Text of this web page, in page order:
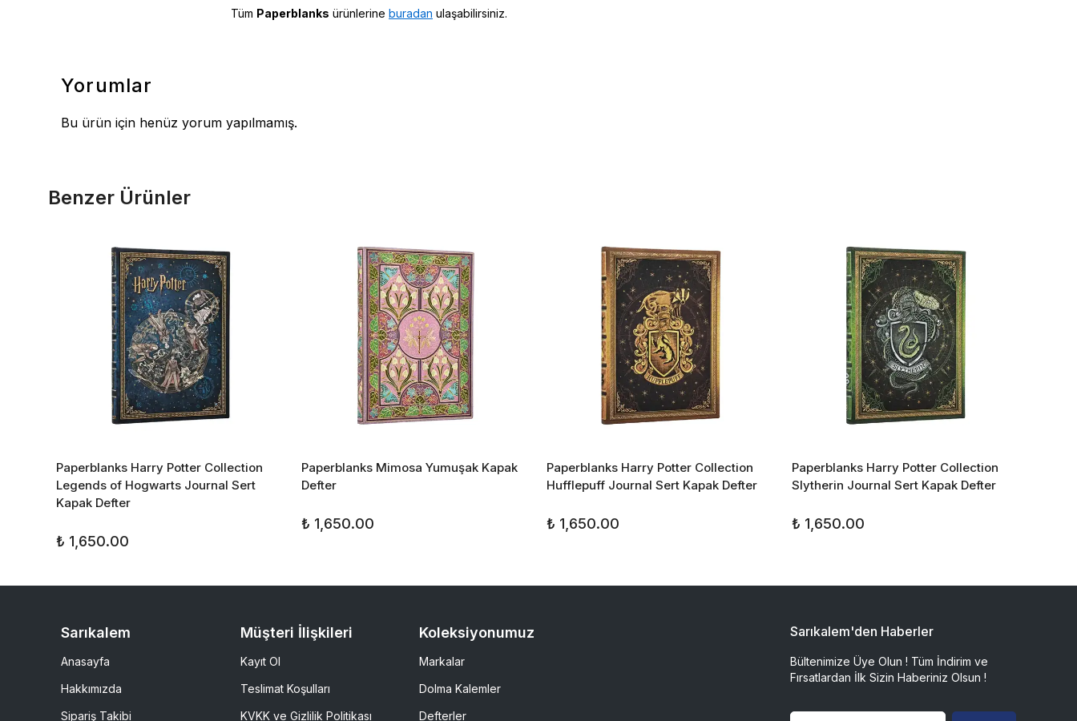
Tüm Paperblanks ürünlerine buradan ulaşabilirsiniz.
Yorumlar
Bu ürün için henüz yorum yapılmamış.
Benzer Ürünler
Paperblanks Harry Potter Collection
Legends of Hogwarts Journal Sert
Kapak Defter
₺ 1,650.00
Paperblanks Mimosa Yumuşak Kapak
Defter
₺ 1,650.00
Paperblanks Harry Potter Collection
Hufflepuff Journal Sert Kapak Defter
₺ 1,650.00
Paperblanks Harry Potter Collection
Slytherin Journal Sert Kapak Defter
₺ 1,650.00
Sarıkalem
Anasayfa
Hakkımızda
Sipariş Takibi
Müşteri İlişkileri
Kayıt Ol
Teslimat Koşulları
KVKK ve Gizlilik Politikası
Koleksiyonumuz
Markalar
Dolma Kalemler
Defterler
Sarıkalem'den Haberler
Bültenimize Üye Olun ! Tüm İndirim ve
Fırsatlardan İlk Sizin Haberiniz Olsun !